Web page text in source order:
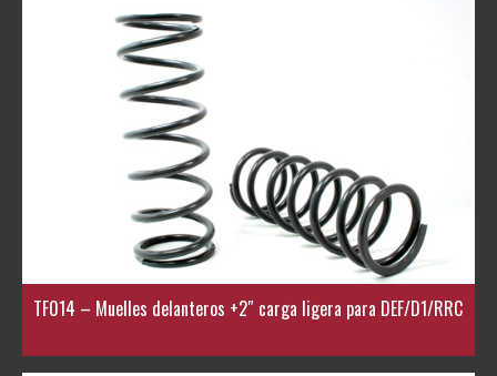
TF014 – Muelles delanteros +2″ carga ligera para DEF/D1/RRC